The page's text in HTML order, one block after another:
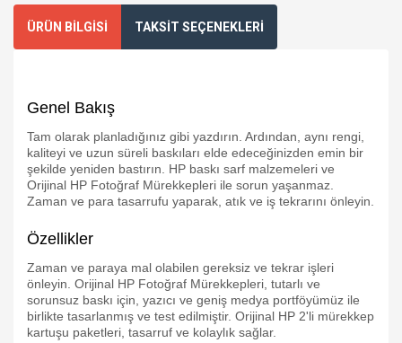
ÜRÜN BİLGİSİ TAKSİT SEÇENEKLERİ
Genel Bakış
Tam olarak planladığınız gibi yazdırın. Ardından, aynı rengi,
kaliteyi ve uzun süreli baskıları elde edeceğinizden emin bir
şekilde yeniden bastırın. HP baskı sarf malzemeleri ve
Orijinal HP Fotoğraf Mürekkepleri ile sorun yaşanmaz.
Zaman ve para tasarrufu yaparak, atık ve iş tekrarını önleyin.
Özellikler
Zaman ve paraya mal olabilen gereksiz ve tekrar işleri
önleyin. Orijinal HP Fotoğraf Mürekkepleri, tutarlı ve
sorunsuz baskı için, yazıcı ve geniş medya portföyümüz ile
birlikte tasarlanmış ve test edilmiştir. Orijinal HP 2'li mürekkep
kartuşu paketleri, tasarruf ve kolaylık sağlar.